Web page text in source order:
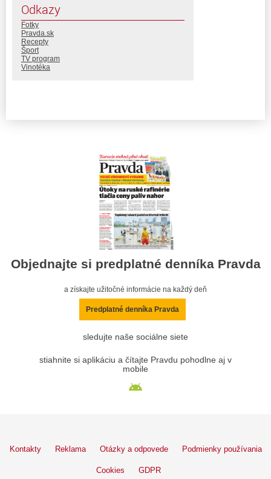
Odkazy
Fotky
Pravda.sk
Recepty
Šport
TV program
Vinotéka
Objednajte si predplatné denníka Pravda
a získajte užitočné informácie na každý deň
Predplatné denníka Pravda
sledujte naše sociálne siete
stiahnite si aplikáciu a čítajte Pravdu pohodlne aj v
mobile
Kontakty Reklama Otázky a odpovede Podmienky používania
Cookies GDPR